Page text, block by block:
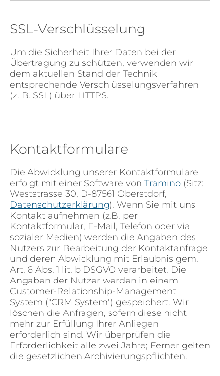
SSL-Verschlüsselung
Um die Sicherheit Ihrer Daten bei der
Übertragung zu schützen, verwenden wir
dem aktuellen Stand der Technik
entsprechende Verschlüsselungsverfahren
(z. B. SSL) über HTTPS.
Kontaktformulare
Die Abwicklung unserer Kontaktformulare
erfolgt mit einer Software von Tramino (Sitz:
Weststrasse 30, D-87561 Oberstdorf,
Datenschutzerklärung). Wenn Sie mit uns
Kontakt aufnehmen (z.B. per
Kontaktformular, E-Mail, Telefon oder via
sozialer Medien) werden die Angaben des
Nutzers zur Bearbeitung der Kontaktanfrage
und deren Abwicklung mit Erlaubnis gem.
Art. 6 Abs. 1 lit. b DSGVO verarbeitet. Die
Angaben der Nutzer werden in einem
Customer-Relationship-Management
System ("CRM System") gespeichert. Wir
löschen die Anfragen, sofern diese nicht
mehr zur Erfüllung Ihrer Anliegen
erforderlich sind. Wir überprüfen die
Erforderlichkeit alle zwei Jahre; Ferner gelten
die gesetzlichen Archivierungspflichten.